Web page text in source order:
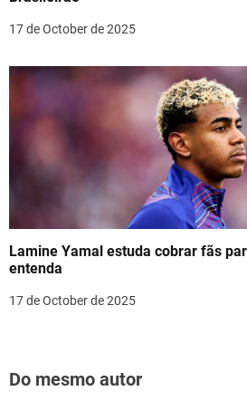
17 de October de 2025
Lamine Yamal estuda cobrar fãs
entenda
17 de October de 2025
Do mesmo autor